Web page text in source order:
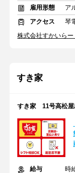
雇用形態
ア
アクセス
琴
株式会社すかいら
すき家
すき家 11号高松屋
給与
時